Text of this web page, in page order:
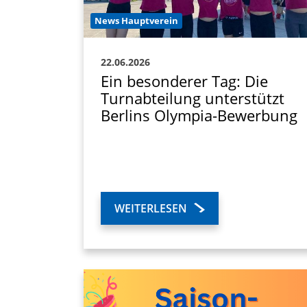
News Hauptverein
22.06.2026
Ein besonderer Tag: Die
Turnabteilung unterstützt
Berlins Olympia-Bewerbung
WEITERLESEN